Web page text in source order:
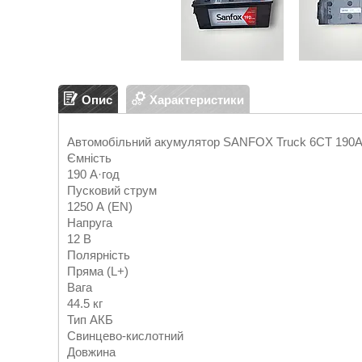
Опис Характеристики
Автомобільний акумулятор SANFOX Truck 6CT
Ємність
190 А·год
Пусковий струм
1250 А (EN)
Напруга
12 В
Полярність
Пряма (L+)
Вага
44.5 кг
Тип АКБ
Свинцево-кислотний
Довжина